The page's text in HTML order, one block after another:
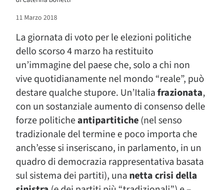
11 Marzo 2018
La giornata di voto per le elezioni politiche
dello scorso 4 marzo ha restituito
un’immagine del paese che, solo a chi non
vive quotidianamente nel mondo “reale”, può
destare qualche stupore. Un’Italiafrazionata,
con un sostanziale aumento di consenso delle
forze politicheantipartitiche(nel senso
tradizionale del termine e poco importa che
anch’esse si inseriscano, in parlamento, in un
quadro di democrazia rappresentativa basata
sul sistema dei partiti), una netta crisi della